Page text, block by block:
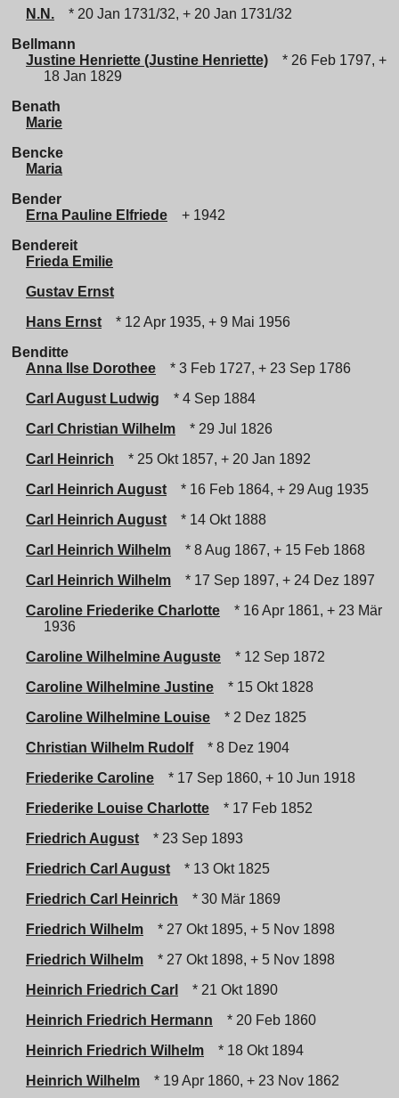
N.N.
* 20 Jan 1731/32, + 20 Jan 1731/32
Bellmann
Justine Henriette (Justine Henriette)
* 26 Feb 1797, +
18 Jan 1829
Benath
Marie
Bencke
Maria
Bender
Erna Pauline Elfriede
+ 1942
Bendereit
Frieda Emilie
Gustav Ernst
Hans Ernst
* 12 Apr 1935, + 9 Mai 1956
Benditte
Anna Ilse Dorothee
* 3 Feb 1727, + 23 Sep 1786
Carl August Ludwig
* 4 Sep 1884
Carl Christian Wilhelm
* 29 Jul 1826
Carl Heinrich
* 25 Okt 1857, + 20 Jan 1892
Carl Heinrich August
* 16 Feb 1864, + 29 Aug 1935
Carl Heinrich August
* 14 Okt 1888
Carl Heinrich Wilhelm
* 8 Aug 1867, + 15 Feb 1868
Carl Heinrich Wilhelm
* 17 Sep 1897, + 24 Dez 1897
Caroline Friederike Charlotte
* 16 Apr 1861, + 23 Mär
1936
Caroline Wilhelmine Auguste
* 12 Sep 1872
Caroline Wilhelmine Justine
* 15 Okt 1828
Caroline Wilhelmine Louise
* 2 Dez 1825
Christian Wilhelm Rudolf
* 8 Dez 1904
Friederike Caroline
* 17 Sep 1860, + 10 Jun 1918
Friederike Louise Charlotte
* 17 Feb 1852
Friedrich August
* 23 Sep 1893
Friedrich Carl August
* 13 Okt 1825
Friedrich Carl Heinrich
* 30 Mär 1869
Friedrich Wilhelm
* 27 Okt 1895, + 5 Nov 1898
Friedrich Wilhelm
* 27 Okt 1898, + 5 Nov 1898
Heinrich Friedrich Carl
* 21 Okt 1890
Heinrich Friedrich Hermann
* 20 Feb 1860
Heinrich Friedrich Wilhelm
* 18 Okt 1894
Heinrich Wilhelm
* 19 Apr 1860, + 23 Nov 1862